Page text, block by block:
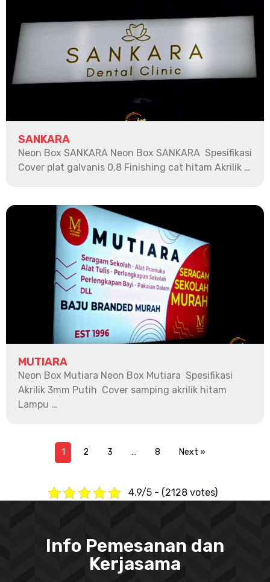
SANKARA
Neon Box SANKARA Neon Box SANKARA Spesifikasi
Cover plat galvanis 0,8 Finishing cat hitam Akrilik …
MUTIARA
Neon Box Mutiara Neon Box Mutiara Spesifikasi
Akrilik 3mm Putih Cover samping akrilik hitam
Lampu …
1 2 3 … 8 Next »
4.9/5 - (2128 votes)
Info Pemesanan dan
Kerjasama